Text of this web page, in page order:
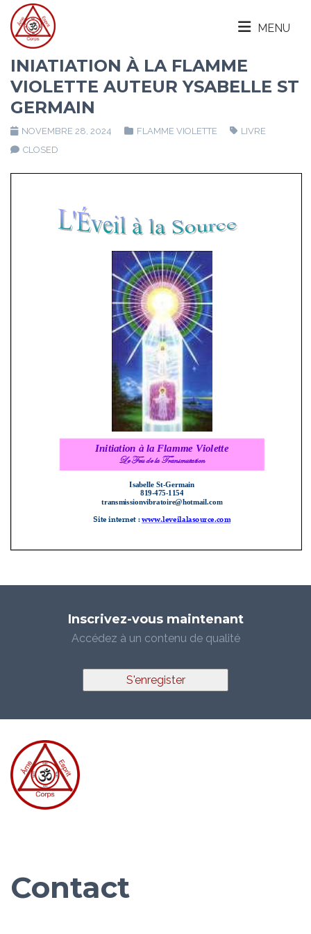
MENU
INIATIATION À LA FLAMME
VIOLETTE AUTEUR YSABELLE ST
GERMAIN
NOVEMBRE 28, 2024 FLAMME VIOLETTE
LIVRE
CLOSED
Inscrivez-vous maintenant
Accédez à un contenu de qualité
S'enregister
Contact